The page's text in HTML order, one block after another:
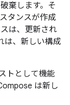
棄します。そ
タンスが作成
は、更新され
は、新しい構成
トとして機能
は新し